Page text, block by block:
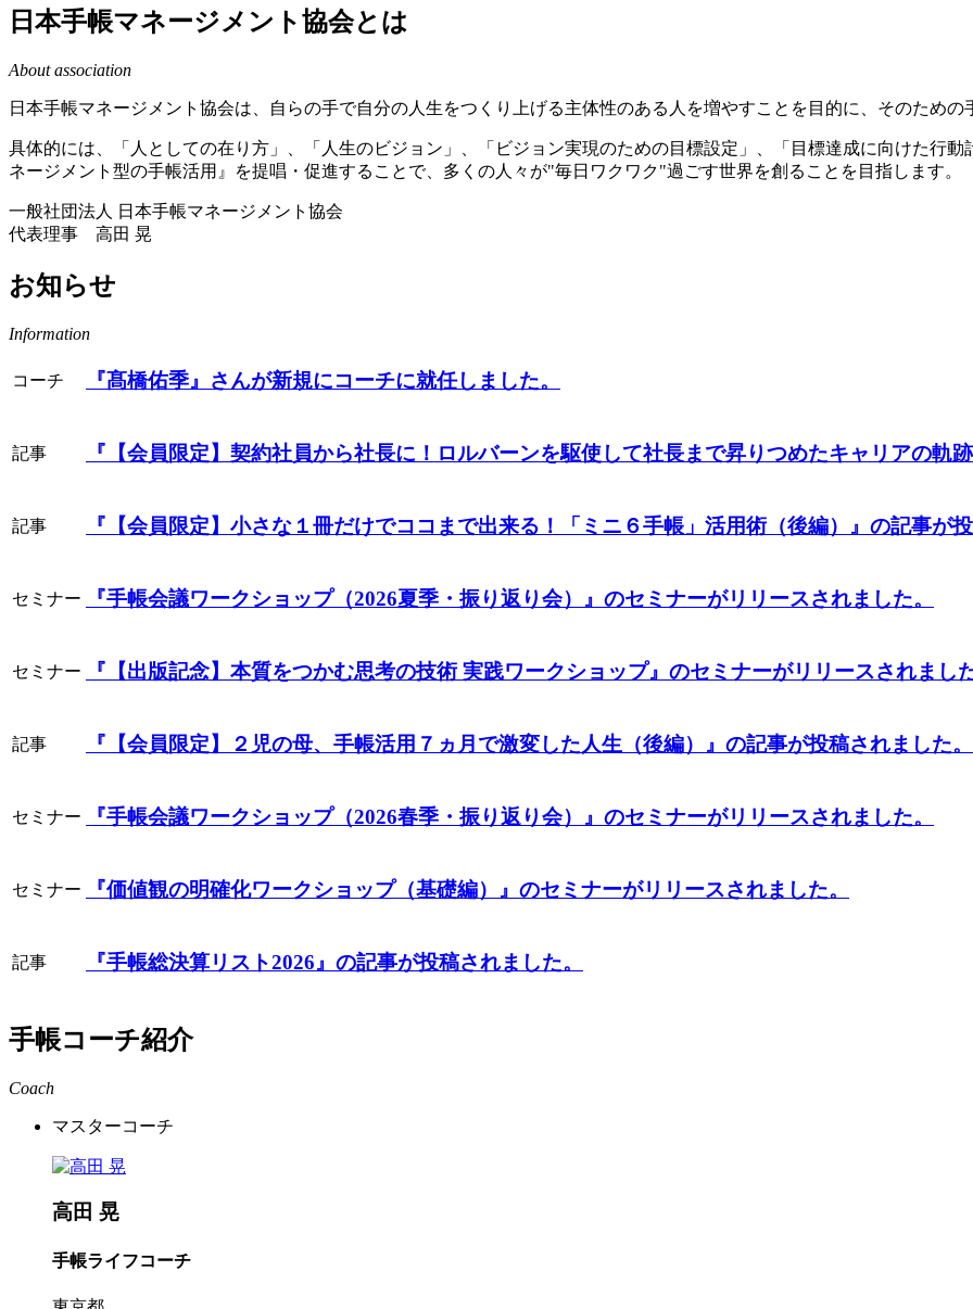
日本手帳マネージメント協会とは
About association
日本手帳マネージメント協会は、自らの手で自分の人生をつくり上げる主体性のある人を増やすことを目的に、そのため
具体的には、「人としての在り方」、「人生のビジョン」、「ビジョン実現のための目標設定」、「目標達成に向けた行
ネージメント型の手帳活用』を提唱・促進することで、多くの人々が"毎日ワクワク"過ごす世界を創ることを目指します。
一般社団法人 日本手帳マネージメント協会
代表理事 高田 晃
お知らせ
Information
コーチ 『髙橋佑季』 さんが新規にコーチに就任しました。
記事 『【会員限定】契約社員から社長に！ロルバーンを駆使して社長まで昇りつめたキャリアの軌
記事 『【会員限定】小さな１冊だけでココまで出来る！「ミニ６手帳」活用術（後編）』 の記事が
セミナー 『手帳会議ワークショップ（2026夏季・振り返り会）』 のセミナーがリリースされました。
セミナー 『【出版記念】本質をつかむ思考の技術 実践ワークショップ』 のセミナーがリリースされまし
記事 『【会員限定】２児の母、手帳活用７ヵ月で激変した人生（後編）』 の記事が投稿されました。
セミナー 『手帳会議ワークショップ（2026春季・振り返り会）』 のセミナーがリリースされました。
セミナー 『価値観の明確化ワークショップ（基礎編）』 のセミナーがリリースされました。
記事 『手帳総決算リスト2026』 の記事が投稿されました。
手帳コーチ紹介
Coach
マスターコーチ
高田 晃
手帳ライフコーチ